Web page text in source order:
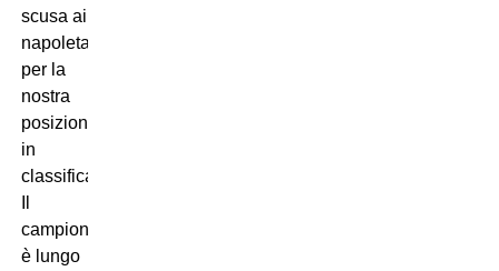
scusa ai
napoletani
per la
nostra
posizione
in
classifica.
campionato
è lungo